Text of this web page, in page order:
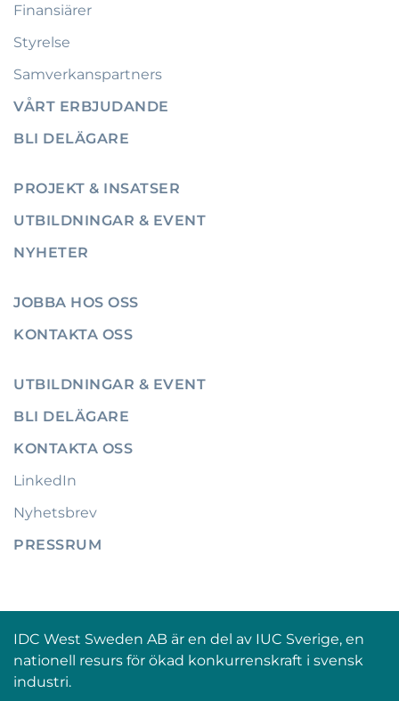
Finansiärer
Styrelse
Samverkanspartners
VÅRT ERBJUDANDE
BLI DELÄGARE
PROJEKT & INSATSER
UTBILDNINGAR & EVENT
NYHETER
JOBBA HOS OSS
KONTAKTA OSS
UTBILDNINGAR & EVENT
BLI DELÄGARE
KONTAKTA OSS
LinkedIn
Nyhetsbrev
PRESSRUM
IDC West Sweden AB är en del av IUC Sverige, en
nationell resurs för ökad konkurrenskraft i svensk
industri.